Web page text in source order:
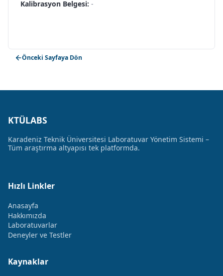
Kalibrasyon Belgesi: -
Önceki Sayfaya Dön
KTÜLABS
Karadeniz Teknik Üniversitesi Laboratuvar Yönetim Sistemi –
Tüm araştırma altyapısı tek platformda.
Hızlı Linkler
Anasayfa
Hakkımızda
Laboratuvarlar
Deneyler ve Testler
Kaynaklar